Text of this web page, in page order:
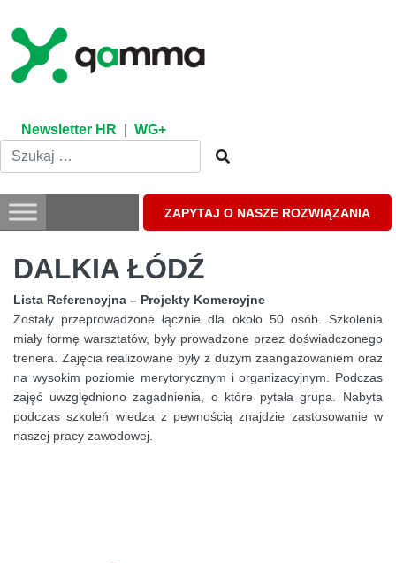
content
Newsletter HR WG+
ZAPYTAJ O NASZE ROZWIĄZANIA
DALKIA ŁÓDŹ
Lista Referencyjna – Projekty Komercyjne
Zostały przeprowadzone łącznie dla około 50 osób. Szkolenia
miały formę warsztatów, były prowadzone przez doświadczonego
trenera. Zajęcia realizowane były z dużym zaangażowaniem oraz
na wysokim poziomie merytorycznym i organizacyjnym. Podczas
zajęć uwzględniono zagadnienia, o które pytała grupa. Nabyta
podczas szkoleń wiedza z pewnością znajdzie zastosowanie w
naszej pracy zawodowej.